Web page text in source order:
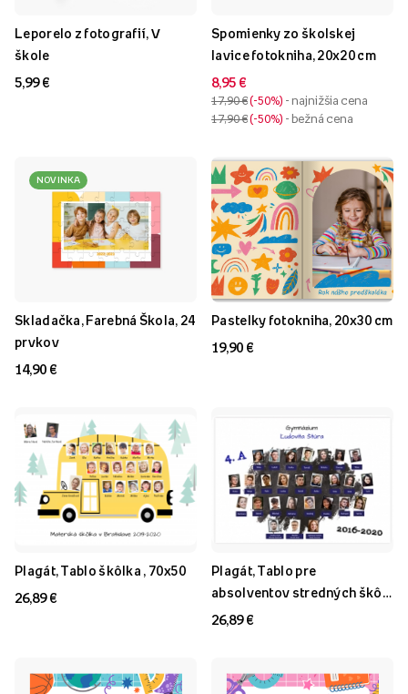
Leporelo z fotografií, V
škole
5,99 €
Spomienky zo školskej
lavice fotokniha, 20x20 cm
8,95 €
17,90 € -50% - najnižšia cena
17,90 € -50% - bežná cena
NOVINKA
Skladačka, Farebná Škola, 24
prvkov
14,90 €
Pastelky fotokniha, 20x30 cm
19,90 €
Plagát, Tablo škôlka , 70x50
26,89 €
Plagát, Tablo pre
absolventov stredných škôl ,
70x50
26,89 €